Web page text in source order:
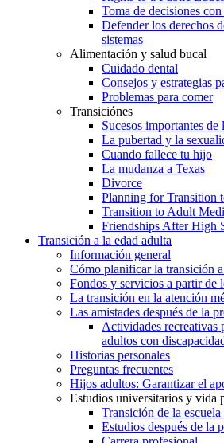
Toma de decisiones
Defender los derechos
sistemas
Alimentación y salud bucal
Cuidado dental
Consejos y estrategias
Problemas para comer
Transiciónes
Sucesos importantes de
La pubertad y la
Cuando fallece tu hijo
La mudanza a Texas
Divorce
Planning for Transition
Transition to Adult
Friendships After High
Transición a la edad adulta
Información general
Cómo planificar la transición
Fondos y servicios a partir de
La transición en la atención
Las amistades después de la
Actividades recreativas
adultos con
Historias personales
Preguntas frecuentes
Hijos adultos: Garantizar el
Estudios universitarios y vida
Transición de la
Estudios después de la